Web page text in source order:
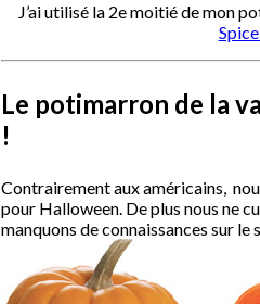
J’ai utilisé la 2e moitié de mon
Le potimarron de la
!
Contrairement aux américains,
pour Halloween. De plus nous ne
manquons de connaissances sur le